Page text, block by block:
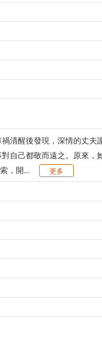
清醒後發現，深情的丈
自己都敬而遠之。原來
，開...
更多